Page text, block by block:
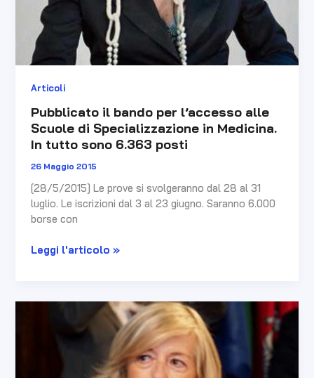
Articoli
Pubblicato il bando per l’accesso alle
Scuole di Specializzazione in Medicina.
In tutto sono 6.363 posti
26 Maggio 2015
[28/5/2015] Le prove si svolgeranno dal 28 al 31
luglio. Le iscrizioni dal 3 al 23 giugno. Saranno 6.000
borse con
6.363
posti
Leggi l'articolo »